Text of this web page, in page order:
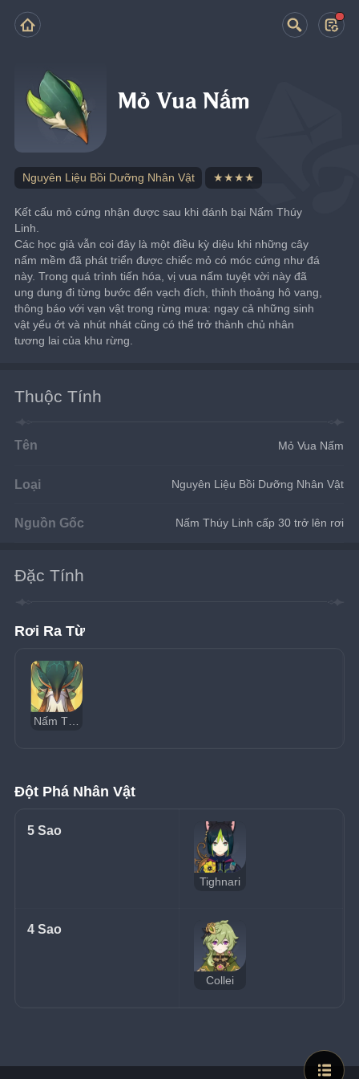
Mỏ Vua Nấm
Nguyên Liệu Bồi Dưỡng Nhân Vật ★★★★
Kết cấu mỏ cứng nhận được sau khi đánh bại Nấm Thúy
Linh.
Các học giả vẫn coi đây là một điều kỳ diệu khi những cây
nấm mềm đã phát triển được chiếc mỏ có móc cứng như đá
này. Trong quá trình tiến hóa, vị vua nấm tuyệt vời này đã
ung dung đi từng bước đến vạch đích, thỉnh thoảng hô vang,
thông báo với vạn vật trong rừng mưa: ngay cả những sinh
vật yếu ớt và nhút nhát cũng có thể trở thành chủ nhân
tương lai của khu rừng.
Thuộc Tính
Tên Mỏ Vua Nấm
Loại Nguyên Liệu Bồi Dưỡng Nhân Vật
Nguồn Gốc Nấm Thúy Linh cấp 30 trở lên rơi
Đặc Tính
Rơi Ra Từ
Nấm Thúy Linh
Đột Phá Nhân Vật
5 Sao
Tighnari
4 Sao
Collei